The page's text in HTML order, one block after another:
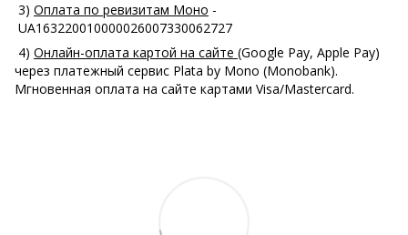
3) Оплата по ревизитам Моно -
UA163220010000026007330062727
4) Онлайн-оплата картой на сайте (Google Pay, Apple Pay)
через платежный сервис Plata by Mono (Monobank).
Мгновенная оплата на сайте картами Visa/Mastercard.